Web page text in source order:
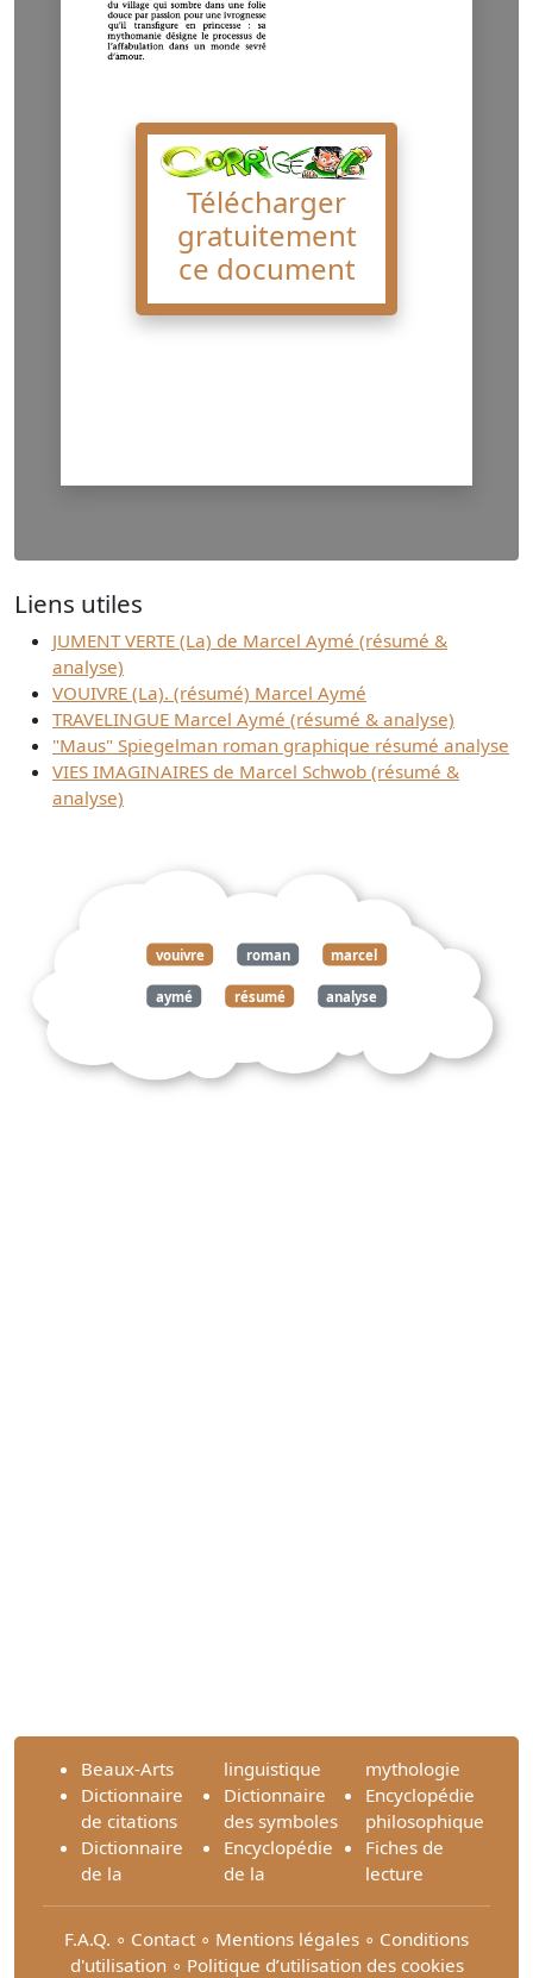
Télécharger
gratuitement
ce document
Liens utiles
JUMENT VERTE (La) de Marcel Aymé (résumé &
analyse)
VOUIVRE (La). (résumé) Marcel Aymé
TRAVELINGUE Marcel Aymé (résumé & analyse)
"Maus" Spiegelman roman graphique résumé analyse
VIES IMAGINAIRES de Marcel Schwob (résumé &
analyse)
vouivre roman marcel
aymé résumé analyse
Beaux-Arts
Dictionnaire
de citations
Dictionnaire
de la
linguistique
Dictionnaire
des symboles
Encyclopédie
de la
mythologie
Encyclopédie
philosophique
Fiches de
lecture
F.A.Q. ∘ Contact ∘ Mentions légales ∘ Conditions
d'utilisation∘ Politique d’utilisation des cookies